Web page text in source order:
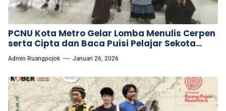
PCNU Kota Metro Gelar Lomba Menulis Cerpen
serta Cipta dan Baca Puisi Pelajar Sekota
Metro.
Admin Ruangpojok Januari 26, 2026